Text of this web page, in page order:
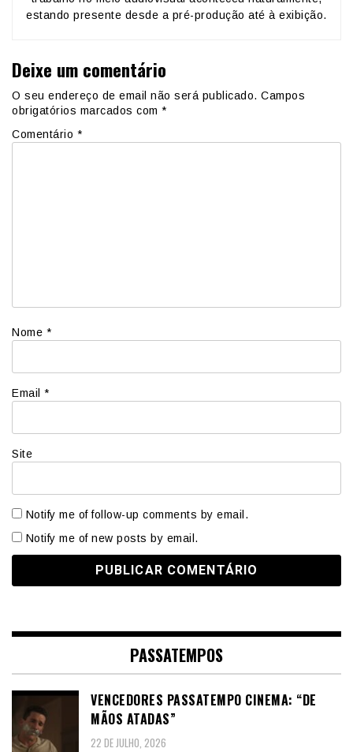
estando presente desde a pré-produção até à exibição.
Deixe um comentário
O seu endereço de email não será publicado. Campos
obrigatórios marcados com *
Comentário *
Nome *
Email *
Site
Notify me of follow-up comments by email.
Notify me of new posts by email.
PASSATEMPOS
VENCEDORES PASSATEMPO CINEMA: “DE
MÃOS ATADAS”
22 DE JULHO, 2026